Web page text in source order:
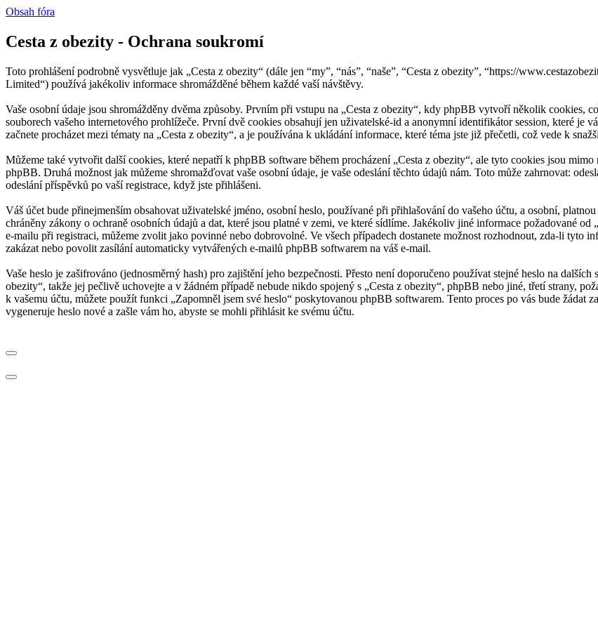
Obsah fóra
Cesta z obezity - Ochrana soukromí
Toto prohlášení podrobně vysvětluje jak „Cesta z obezity“ (dále jen “my”, “nás”, “naše”, “Cesta z obezity”, “https://
Limited“) používá jakékoliv informace shromážděné během každé vaší návštěvy.
Vaše osobní údaje jsou shromážděny dvěma způsoby. Prvním při vstupu na „Cesta z obezity“, kdy phpBB vytvoří několik cookies,
souborech vašeho internetového prohlížeče. První dvě cookies obsahují jen uživatelské-id a anonymní identifikátor session, které
začnete procházet mezi tématy na „Cesta z obezity“, a je používána k ukládání informace, které téma jste již přečetli, což vede k
Můžeme také vytvořit další cookies, které nepatří k phpBB software během procházení „Cesta z obezity“, ale tyto cookies jsou
phpBB. Druhá možnost jak můžeme shromažďovat vaše osobní údaje, je vaše odeslání těchto údajů nám. Toto může zahrnovat:
odeslání příspěvků po vaší registrace, když jste přihlášeni.
Váš účet bude přinejmenším obsahovat uživatelské jméno, osobní heslo, používané při přihlašování do vašeho účtu, a osobní,
chráněny zákony o ochraně osobních údajů a dat, které jsou platné v zemi, ve které sídlíme. Jakékoliv jiné informace požadované od
e-mailu při registraci, můžeme zvolit jako povinné nebo dobrovolné. Ve všech případech dostanete možnost rozhodnout, zda-li tyto
zakázat nebo povolit zasílání automaticky vytvářených e-mailů phpBB softwarem na váš e-mail.
Vaše heslo je zašifrováno (jednosměrný hash) pro zajištění jeho bezpečnosti. Přesto není doporučeno používat stejné heslo na
obezity“, takže jej pečlivě uchovejte a v žádném případě nebude nikdo spojený s „Cesta z obezity“, phpBB nebo jiné, třetí strany,
k vašemu účtu, můžete použít funkci „Zapomněl jsem své heslo“ poskytovanou phpBB softwarem. Tento proces po vás bude žádat
vygeneruje heslo nové a zašle vám ho, abyste se mohli přihlásit ke svému účtu.